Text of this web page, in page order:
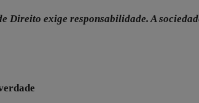
Direito exige responsabilidade. A